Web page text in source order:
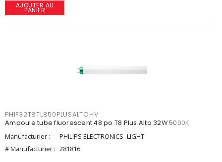
AJOUTER AU
PANIER
PHIF32T8TL850PLUSALTOHV
Ampoule tube fluorescent 48 po T8 Plus Alto 32W 5000K
Manufacturier :
PHILIPS ELECTRONICS -LIGHT
# Manufacturier : 281816